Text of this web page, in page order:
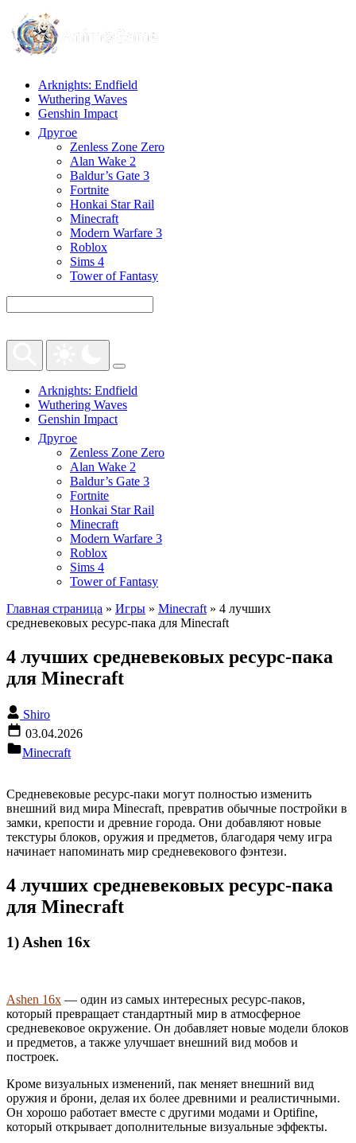
Arknights: Endfield
Wuthering Waves
Genshin Impact
Другое
Zenless Zone Zero
Alan Wake 2
Baldur’s Gate 3
Fortnite
Honkai Star Rail
Minecraft
Modern Warfare 3
Roblox
Sims 4
Tower of Fantasy
Arknights: Endfield
Wuthering Waves
Genshin Impact
Другое
Zenless Zone Zero
Alan Wake 2
Baldur’s Gate 3
Fortnite
Honkai Star Rail
Minecraft
Modern Warfare 3
Roblox
Sims 4
Tower of Fantasy
Главная страница » Игры » Minecraft » 4 лучших
средневековых ресурс-пака для Minecraft
4 лучших средневековых ресурс-пака
для Minecraft
Shiro
03.04.2026
Minecraft
Средневековые ресурс-паки могут полностью изменить
внешний вид мира Minecraft, превратив обычные постройки в
замки, крепости и древние города. Они добавляют новые
текстуры блоков, оружия и предметов, благодаря чему игра
начинает напоминать мир средневекового фэнтези.
4 лучших средневековых ресурс-пака
для Minecraft
1) Ashen 16x
Ashen 16x — один из самых интересных ресурс-паков,
который превращает стандартный мир в атмосферное
средневековое окружение. Он добавляет новые модели блоков
и предметов, а также улучшает внешний вид мобов и
построек.
Кроме визуальных изменений, пак меняет внешний вид
оружия и брони, делая их более древними и реалистичными.
Он хорошо работает вместе с другими модами и Optifine,
который открывает дополнительные визуальные эффекты.